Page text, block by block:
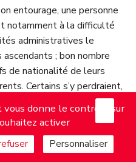
entourage, une personne
notamment à la difficulté
administratives le
; bon nombre
de nationalité de leurs
Certains s’y perdraient,
à commencer par
!
du territoire français ou
grands-parents nés à
vous donne le contrôle sur
activer
Personnaliser